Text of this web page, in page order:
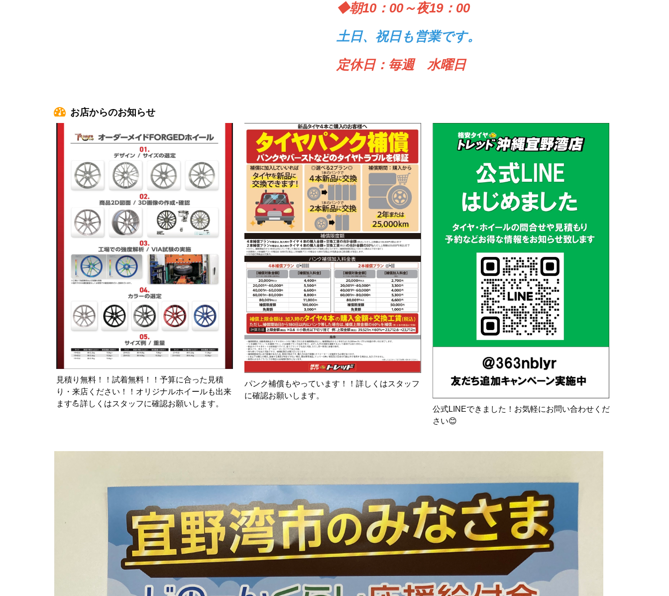
◆朝10：00～夜19：00
土日、祝日も営業です。
定休日：毎週 水曜日
お店からのお知らせ
見積り無料！！試着無料！！予算に合った見積
り・来店ください！！オリジナルホイールも出来
ます💪詳しくはスタッフに確認お願いします。
パンク補償もやっています！！詳しくはスタッフ
に確認お願いします。
公式LINEできました！お気軽にお問い合わせくだ
さい😊